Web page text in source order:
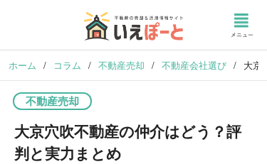
ホーム / コラム / 不動産売却 / 不動産会社選び / 大京
不動産売却
大京穴吹不動産の仲介はどう？評
判と実力まとめ